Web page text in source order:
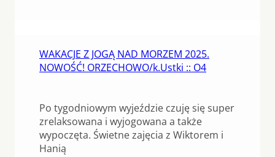
WAKACJE Z JOGĄ NAD MORZEM 2025.
NOWOŚĆ! ORZECHOWO/k.Ustki :: O4
Po tygodniowym wyjeździe czuję się super
zrelaksowana i wyjogowana a także
wypoczęta. Świetne zajęcia z Wiktorem i
Hanią